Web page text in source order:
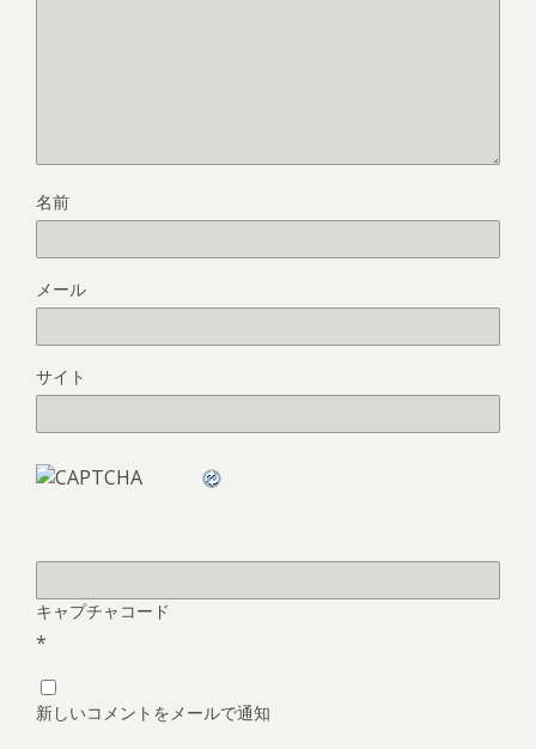
名前
メール
サイト
キャプチャコード
*
新しいコメントをメールで通知